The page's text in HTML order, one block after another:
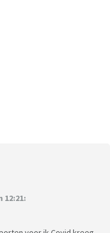
12:21: